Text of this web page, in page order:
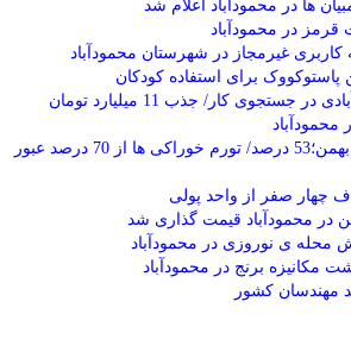
ها در محمودآباد اعلام شد
برای استفاده کودکان
3700 جوان محمودآبادی در جستجوی کار/ جذب 11 میلیارد تومان
محمودآباد
نرخ تورم نقطه ای بهمن؛53 درصد/ تورم خوراکی ها از 70 درصد عبور
چهار صفر از واحد پولی
محله ی نوروزی در محمودآباد